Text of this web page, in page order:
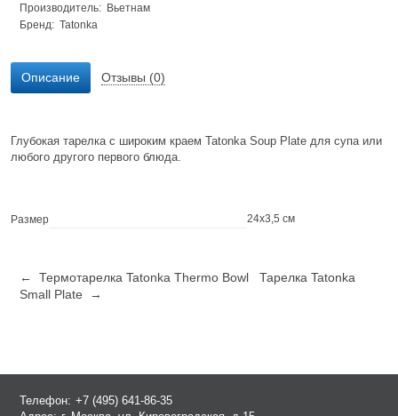
Производитель: Вьетнам
Бренд: Tatonka
Описание Отзывы (0)
Глубокая тарелка с широким краем Tatonka Soup Plate для супа или
любого другого первого блюда.
Размер 24х3,5 см
← Термотарелка Tatonka Thermo Bowl
Тарелка Tatonka
Small Plate →
Телефон: +7 (495) 641-86-35